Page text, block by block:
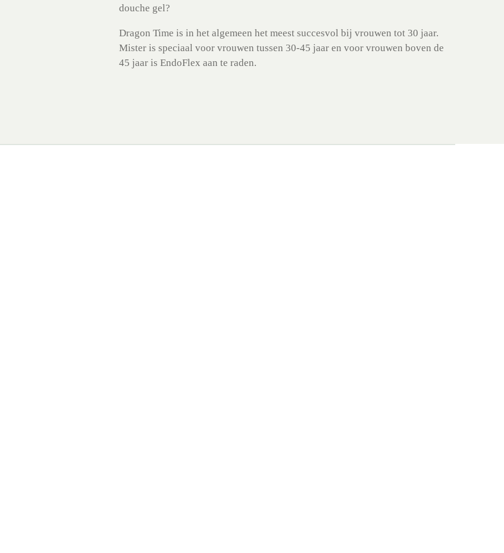
douche gel?
Dragon Time is in het algemeen het meest succesvol bij vrouwen tot 30 jaar.
Mister is speciaal voor vrouwen tussen 30-45 jaar en voor vrouwen boven de
45 jaar is EndoFlex aan te raden.